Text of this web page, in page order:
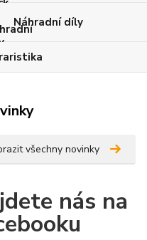
Náhradní díly
všechny novinky
nás na